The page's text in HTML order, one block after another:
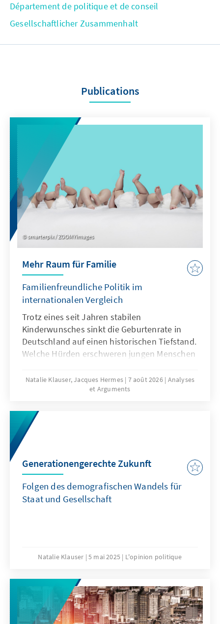
Département de politique et de conseil
Gesellschaftlicher Zusammenhalt
Publications
smarterpix / ZOOMYimages
Mehr Raum für Familie
Familienfreundliche Politik im
internationalen Vergleich
Trotz eines seit Jahren stabilen
Kinderwunsches sinkt die Geburtenrate in
Deutschland auf einen historischen Tiefstand.
Welche Hürden erschweren jungen Menschen
Rahmenbedingungen können dazu beitragen,
dass mehr Kinderwünsche verwirklicht
ein Vergleich familienpolitischer Ansätze
verschiedener Länder liefern Hinweise für
eine bedarfsgerechte Weiterentwicklung der
Natalie Klauser, Jacques Hermes 7 août 2026 Analyses
et Arguments
Generationengerechte Zukunft
Folgen des demografischen Wandels für
Staat und Gesellschaft
Natalie Klauser 5 mai 2025 L'opinion politique